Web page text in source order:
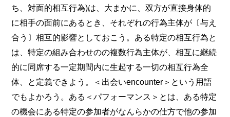
ち、対面的相互行為)は、大まかに、双方が直接身体的
に相手の面前にあるとき、それぞれの行為主体が〔与え
合う〕相互的影響としておこう。ある特定の相互行為と
は、特定の組み合わせのの複数行為主体が、相互に継続
的に同席する一定期間内に生起する一切の相互行為全
体、と定義できよう。＜出会いencounter＞という用語
でもよかろう。ある＜パフォーマンス＞とは、ある特定
の機会にある特定の参加者がなんらかの仕方で他の参加